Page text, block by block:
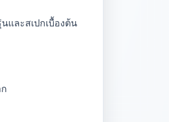
และสเปกเบื้องต้น